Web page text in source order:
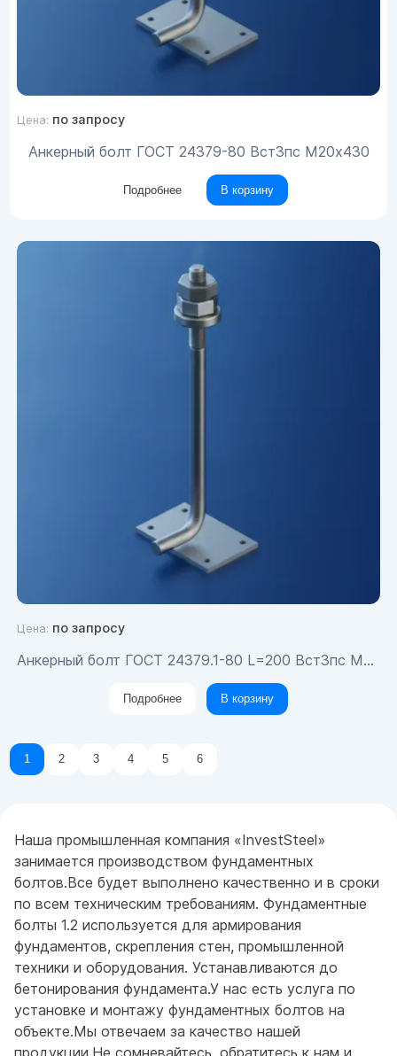
Цена: по запросу
Анкерный болт ГОСТ 24379-80 Вст3пс М20х430
Подробнее В корзину
Цена: по запросу
Анкерный болт ГОСТ 24379.1-80 L=200 Вст3пс М20х1100
Подробнее В корзину
1 2 3 4 5 6
Наша промышленная компания «InvestSteel»
занимается производством фундаментных
болтов.Все будет выполнено качественно и в сроки
по всем техническим требованиям. Фундаментные
болты 1.2 используется для армирования
фундаментов, скрепления стен, промышленной
техники и оборудования. Устанавливаются до
бетонирования фундамента.У нас есть услуга по
установке и монтажу фундаментных болтов на
объекте.Мы отвечаем за качество нашей